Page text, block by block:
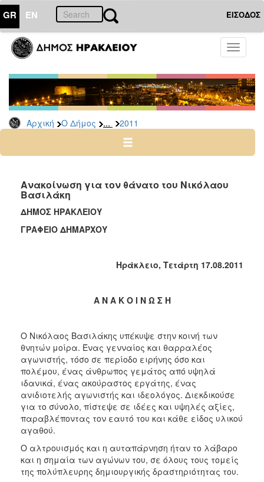
GR EN ΕΙΣΟΔΟΣ
Toggle
Αρχική Ο Δήμος ... 2011
ΔΗΜΟΣ
Δελτία
Τύπου
Αρχείο
2026
2024
2022
2021
2020
2013
2012
2011
2010
2006
ΤΟΠΟΣ
Ανακοίνωση για τον θάνατο του Νικόλαου
Βασιλάκη
ΔΗΜΟΣ ΗΡΑΚΛΕΙΟΥ
ΓΡΑΦΕΙΟ ΔΗΜΑΡΧΟΥ
Ηράκλειο, Τετάρτη 17.08.2011
Α Ν Α Κ Ο Ι Ν Ω Σ Η
Ο Νικόλαος Βασιλάκης υπέκυψε στην κοινή των
θνητών μοίρα. Ένας γενναίος και θαρραλέος
αγωνιστής, τόσο σε περίοδο ειρήνης όσο και
πολέμου, ένας άνθρωπος γεμάτος από υψηλά
ιδανικά, ένας ακούραστος εργάτης, ένας
ανιδιοτελής αγωνιστής και ιδεολόγος. Διεκδικούσε
για το σύνολο, πίστεψε σε ιδέες και υψηλές αξίες,
παραβλέποντας τον εαυτό του και κάθε είδος υλικού
αγαθού.
Ο αλτρουισμός και η αυταπάρνηση ήταν το λάβαρο
και η σημαία των αγώνων του, σε όλους τους τομείς
της πολύπλευρης δημιουργικής δραστηριότητας του.